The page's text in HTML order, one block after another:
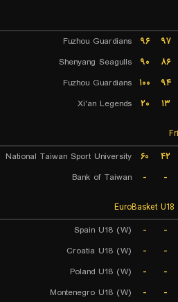
۹۷ ۹۶
Fuzhou Guardians
۸۶ ۹۰
Shenyang Seagulls
۹۴ ۱۰۰
Fuzhou Guardians
۱۳ ۲۰ Xi'an Legends
۴۲ ۶۰
National Taiwan Sport University
-
-
Bank of Taiwan
-
-
Spain U18 (W)
-
-
Croatia U18 (W)
-
-
Poland U18 (W)
-
-
Montenegro U18 (W)